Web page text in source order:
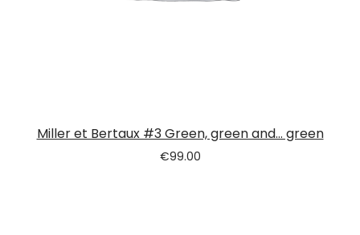
Miller et Bertaux #3 Green, green and… green
€99.00